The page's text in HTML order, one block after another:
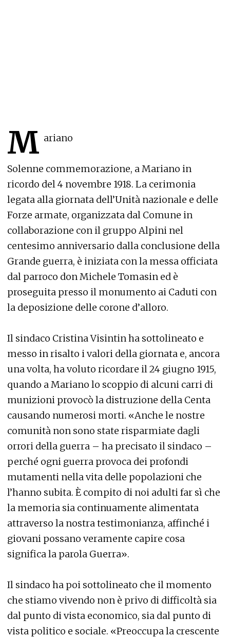
M ariano
Solenne commemorazione, a Mariano in
ricordo del 4 novembre 1918. La cerimonia
legata alla giornata dell’Unità nazionale e delle
Forze armate, organizzata dal Comune in
collaborazione con il gruppo Alpini nel
centesimo anniversario dalla conclusione della
Grande guerra, è iniziata con la messa officiata
dal parroco don Michele Tomasin ed è
proseguita presso il monumento ai Caduti con
la deposizione delle corone d’alloro.
Il sindaco Cristina Visintin ha sottolineato e
messo in risalto i valori della giornata e, ancora
una volta, ha voluto ricordare il 24 giugno 1915,
quando a Mariano lo scoppio di alcuni carri di
munizioni provocò la distruzione della Centa
causando numerosi morti. «Anche le nostre
comunità non sono state risparmiate dagli
orrori della guerra – ha precisato il sindaco –
perché ogni guerra provoca dei profondi
mutamenti nella vita delle popolazioni che
l’hanno subita. È compito di noi adulti far sì che
la memoria sia continuamente alimentata
attraverso la nostra testimonianza, affinché i
giovani possano veramente capire cosa
significa la parola Guerra».
Il sindaco ha poi sottolineato che il momento
che stiamo vivendo non è privo di difficoltà sia
dal punto di vista economico, sia dal punto di
vista politico e sociale. «Preoccupa la crescente